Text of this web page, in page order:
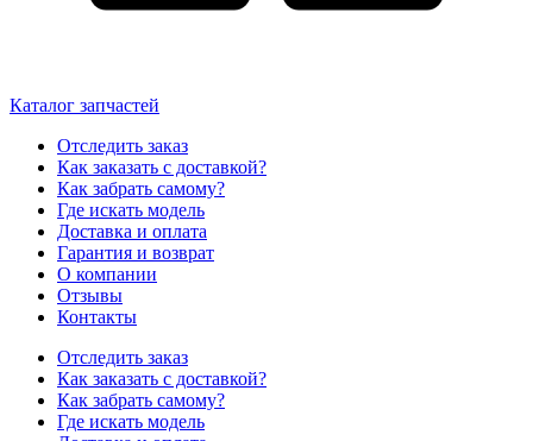
Каталог запчастей
Отследить заказ
Как заказать с доставкой?
Как забрать самому?
Где искать модель
Доставка и оплата
Гарантия и возврат
О компании
Отзывы
Контакты
Отследить заказ
Как заказать с доставкой?
Как забрать самому?
Где искать модель